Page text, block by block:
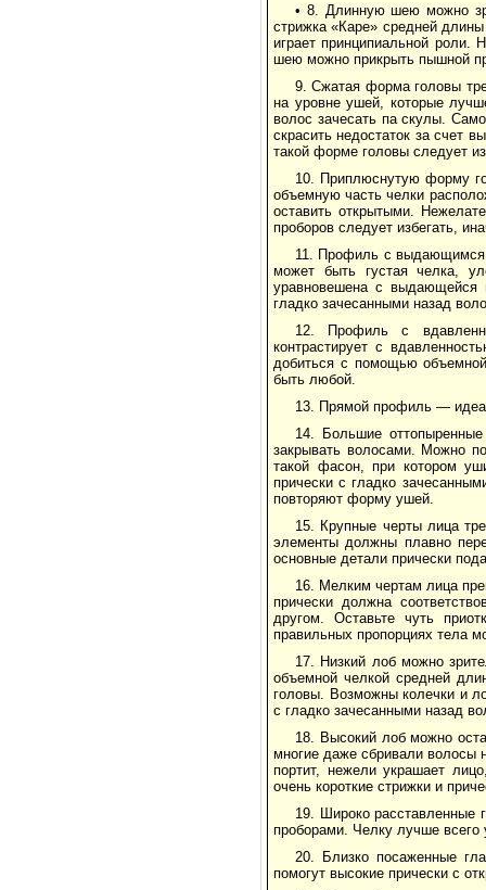
• 8. Длинную шею можно
стрижка «Каре» средней
играет принципиальной
шею можно прикрыть пышной
9. Сжатая форма головы
на уровне ушей, которые
волос зачесать па скулы.
скрасить недостаток за счет
такой форме головы следует
10. Приплюснутую форму
объемную часть челки
оставить открытыми.
проборов следует избегать,
11. Профиль с выдающимся
может быть густая челка,
уравновешена с выдающейся
гладко зачесанными назад
12. Профиль с
контрастирует с
добиться с помощью
быть любой.
13. Прямой профиль —
14. Большие
закрывать волосами. Можно
такой фасон, при котором
прически с гладко
повторяют форму ушей.
15. Крупные черты лица
элементы должны плавно
основные детали прически
16. Мелким чертам лица
прически должна
другом. Оставьте чуть
правильных пропорциях тела
17. Низкий лоб можно
объемной челкой средней
головы. Возможны колечки и
с гладко зачесанными назад
18. Высокий лоб можно
многие даже сбривали волосы
портит, нежели украшает
очень короткие стрижки и
19. Широко расставленные
проборами. Челку лучше всего
20. Близко посаженные
помогут высокие прически с